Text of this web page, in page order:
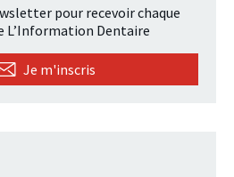
pour recevoir chaque
L’Information Dentaire
Je m'inscris